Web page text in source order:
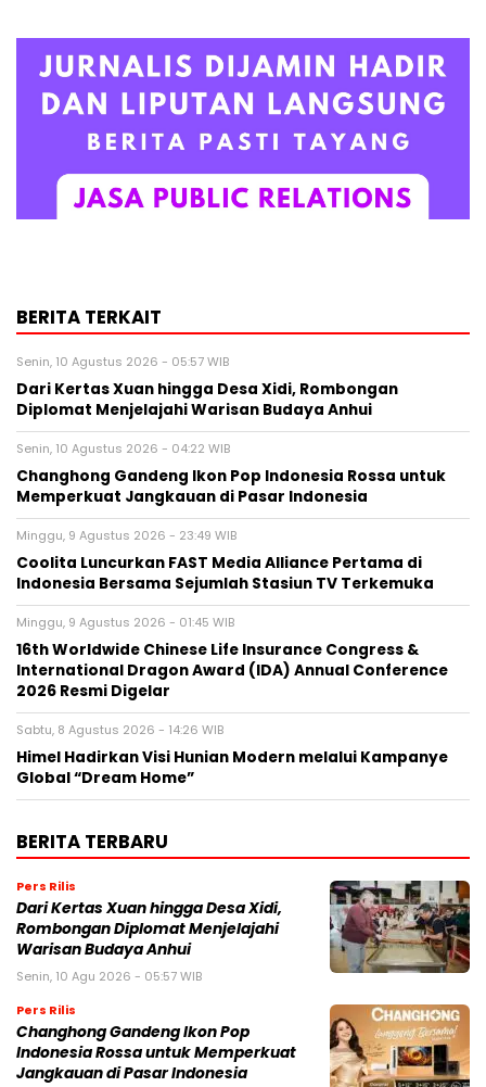
BERITA TERKAIT
Senin, 10 Agustus 2026 - 05:57 WIB
Dari Kertas Xuan hingga Desa Xidi, Rombongan
Diplomat Menjelajahi Warisan Budaya Anhui
Senin, 10 Agustus 2026 - 04:22 WIB
Changhong Gandeng Ikon Pop Indonesia Rossa untuk
Memperkuat Jangkauan di Pasar Indonesia
Minggu, 9 Agustus 2026 - 23:49 WIB
Coolita Luncurkan FAST Media Alliance Pertama di
Indonesia Bersama Sejumlah Stasiun TV Terkemuka
Minggu, 9 Agustus 2026 - 01:45 WIB
16th Worldwide Chinese Life Insurance Congress &
International Dragon Award (IDA) Annual Conference
2026 Resmi Digelar
Sabtu, 8 Agustus 2026 - 14:26 WIB
Himel Hadirkan Visi Hunian Modern melalui Kampanye
Global “Dream Home”
BERITA TERBARU
Pers Rilis
Dari Kertas Xuan hingga Desa Xidi,
Rombongan Diplomat Menjelajahi
Warisan Budaya Anhui
Senin, 10 Agu 2026 - 05:57 WIB
Pers Rilis
Changhong Gandeng Ikon Pop
Indonesia Rossa untuk Memperkuat
Jangkauan di Pasar Indonesia